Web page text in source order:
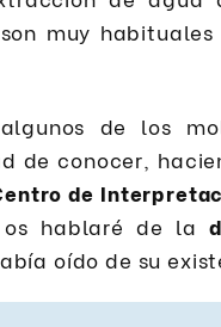
muy
de los
de conocer,
de
os hablaré de la
oído de su